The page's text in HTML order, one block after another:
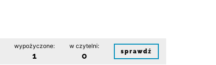
wypożyczone:
1
w czytelni:
0 sprawdź